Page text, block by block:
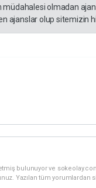
olmadan
ajanslar olup sitemizin
bulunuyor ve
Yazılan tüm